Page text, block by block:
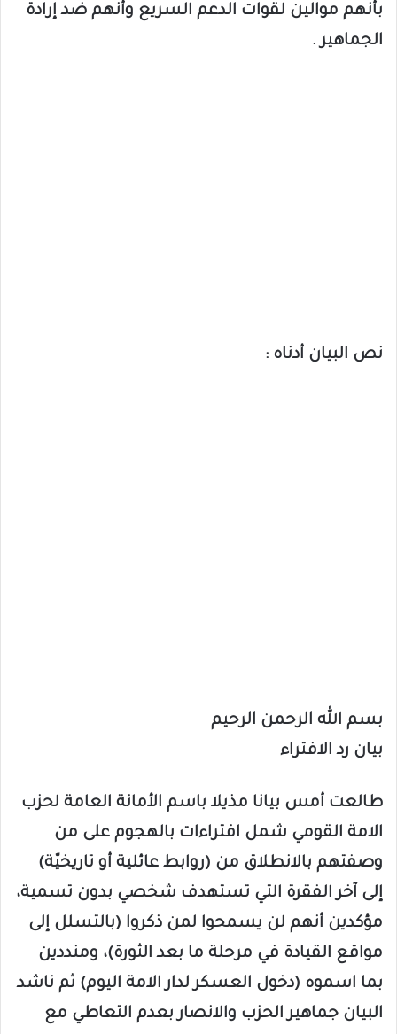
بأنهم موالين لقوات الدعم السريع وأنهم ضد إرادة
الجماهير .
نص البيان أدناه :
بسم الله الرحمن الرحيم
بيان رد الافتراء
طالعت أمس بيانا مذيلا باسم الأمانة العامة لحزب
الامة القومي شمل افتراءات بالهجوم على من
وصفتهم بالانطلاق من (روابط عائلية أو تاريخيّة)
إلى آخر الفقرة التي تستهدف شخصي بدون تسمية،
مؤكدين أنهم لن يسمحوا لمن ذكروا (بالتسلل إلى
مواقع القيادة في مرحلة ما بعد الثورة)، ومنددين
بما اسموه (دخول العسكر لدار الامة اليوم) ثم ناشد
البيان جماهير الحزب والانصار بعدم التعاطي مع